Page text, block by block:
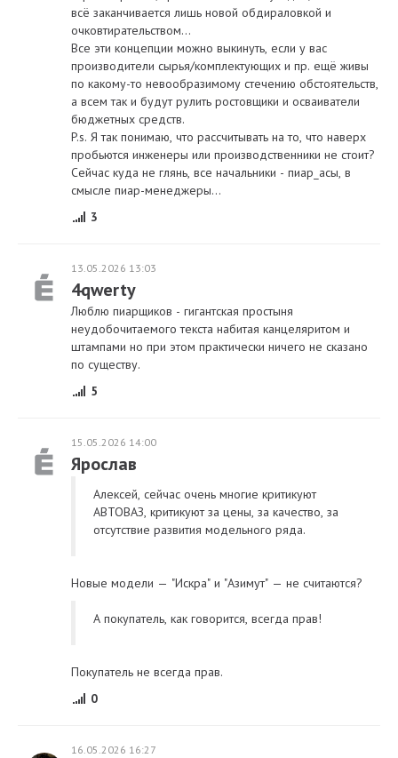
всё заканчивается лишь новой обдираловкой и
очковтирательством...
Все эти концепции можно выкинуть, если у вас
производители сырья/комплектующих и пр. ещё живы
по какому-то невообразимому стечению обстоятельств,
а всем так и будут рулить ростовщики и осваиватели
бюджетных средств.
P.s. Я так понимаю, что рассчитывать на то, что наверх
пробьются инженеры или производственники не стоит?
Сейчас куда не глянь, все начальники - пиар_асы, в
смысле пиар-менеджеры...
3
13.05.2026 13:03
4qwerty
Люблю пиарщиков - гигантская простыня
неудобочитаемого текста набитая канцеляритом и
штампами но при этом практически ничего не сказано
по существу.
5
15.05.2026 14:00
Ярослав
Алексей, сейчас очень многие критикуют
АВТОВАЗ, критикуют за цены, за качество, за
отсутствие развития модельного ряда.
Новые модели — "Искра" и "Азимут" — не считаются?
А покупатель, как говорится, всегда прав!
Покупатель не всегда прав.
0
16.05.2026 16:27